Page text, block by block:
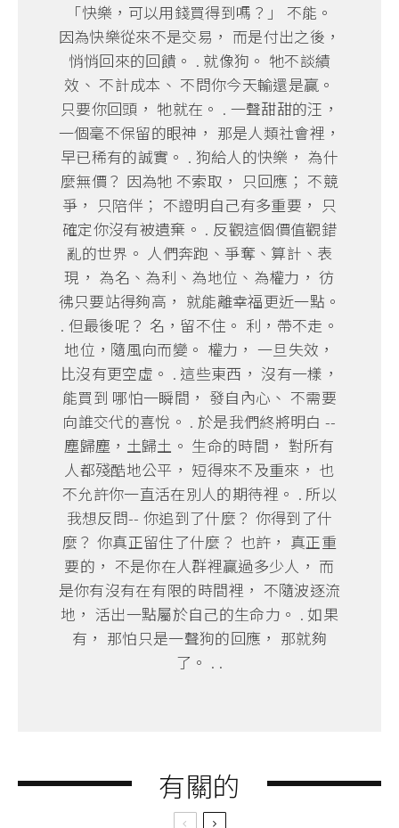
「快樂，可以用錢買得到嗎？」 不能。
因為快樂從來不是交易， 而是付出之後，
悄悄回來的回饋。 . 就像狗。 牠不談績
效、 不計成本、 不問你今天輸還是贏。
只要你回頭， 牠就在。 . 一聲甜甜的汪，
一個毫不保留的眼神， 那是人類社會裡，
早已稀有的誠實。 . 狗給人的快樂， 為什
麼無價？ 因為牠 不索取， 只回應； 不競
爭， 只陪伴； 不證明自己有多重要， 只
確定你沒有被遺棄。 . 反觀這個價值觀錯
亂的世界。 人們奔跑、爭奪、算計、表
現， 為名、為利、為地位、為權力， 彷
彿只要站得夠高， 就能離幸福更近一點。
. 但最後呢？ 名，留不住。 利，帶不走。
地位，隨風向而變。 權力， 一旦失效，
比沒有更空虛。 . 這些東西， 沒有一樣，
能買到 哪怕一瞬間， 發自內心、 不需要
向誰交代的喜悅。 . 於是我們終將明白 --
塵歸塵，土歸土。 生命的時間， 對所有
人都殘酷地公平， 短得來不及重來， 也
不允許你一直活在別人的期待裡。 . 所以
我想反問-- 你追到了什麼？ 你得到了什
麼？ 你真正留住了什麼？ 也許， 真正重
要的， 不是你在人群裡贏過多少人， 而
是你有沒有在有限的時間裡， 不隨波逐流
地， 活出一點屬於自己的生命力。 . 如果
有， 那怕只是一聲狗的回應， 那就夠
了。 . .
有關的